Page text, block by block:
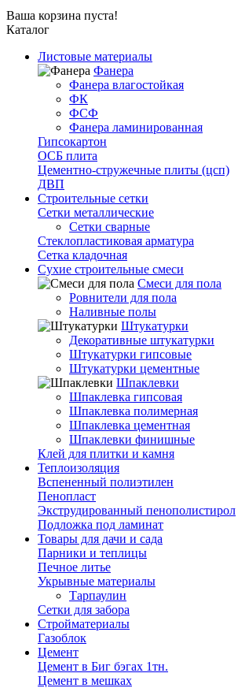
Ваша корзина пуста!
Каталог
Листовые материалы
Фанера
Фанера влагостойкая
ФК
ФСФ
Фанера ламинированная
Гипсокартон
ОСБ плита
Цементно-стружечные плиты (цсп)
ДВП
Строительные сетки
Сетки металлические
Сетки сварные
Стеклопластиковая арматура
Сетка кладочная
Сухие строительные смеси
Смеси для пола
Ровнители для пола
Наливные полы
Штукатурки
Декоративные штукатурки
Штукатурки гипсовые
Штукатурки цементные
Шпаклевки
Шпаклевка гипсовая
Шпаклевка полимерная
Шпаклевка цементная
Шпаклевки финишные
Клей для плитки и камня
Теплоизоляция
Вспененный полиэтилен
Пенопласт
Экструдированный пенополистирол
Подложка под ламинат
Товары для дачи и сада
Парники и теплицы
Печное литье
Укрывные материалы
Тарпаулин
Сетки для забора
Стройматериалы
Газоблок
Цемент
Цемент в Биг бэгах 1тн.
Цемент в мешках